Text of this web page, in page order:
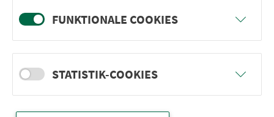
Wir sind für Sie da:
24h-Ser­vice­te­le­fon:
0911 27075-99
Zum Kon­taktformular
Netz & Fahrpläne
FUNKTIONALE COOKIES
STATISTIK-COOKIES